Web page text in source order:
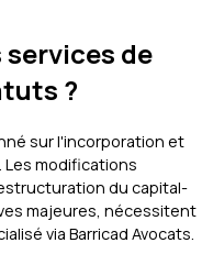
de
?
sur l'incorporation et
Les modifications
du capital-
majeures, nécessitent
via Barricad Avocats.